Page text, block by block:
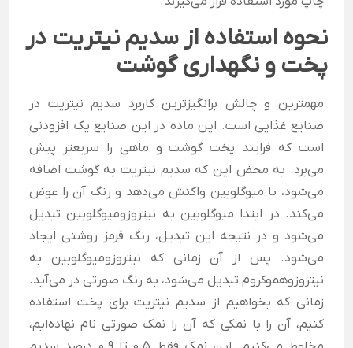
نحوه استفاده از سدیم نیتریت در
پخت و نگهداری گوشت
مهمترین و چالش برانگیزترین کاربرد سدیم نیتریت در
صنایع غذایی است. این ماده در این صنایع یک افزودنی
است که فرایند پخت گوشت و ماهی را سریعتر پیش
می‌برد. به محض این که سدیم نیتریت به گوشت اضافه
می‌شود، با میوگلوبین واکنش می‌دهد و رنگ آن را عوض
می‌کند. در ابتدا میوگلوبین به نیتروزومیوگلوبین تبدیل
می‌شود و در نتیجه این تبدیل، رنگ قرمز روشنی ایجاد
می‌شود. پس از آن زمانی که نیتروزومیوگلوبین به
نیتروزوهموکروم تبدیل می‌شود، به رنگ صورتی در می‌آید.
زمانی که بخواهیم از سدیم نیتریت برای پخت استفاده
کنیم، آن را با نمکی که آن را نمک صورتی نام نهاده‌ایم،